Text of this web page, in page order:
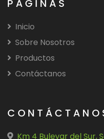
PÁGINAS
Inicio
Sobre Nosotros
Productos
Contáctanos
Km 4 Bulevar del Sur,